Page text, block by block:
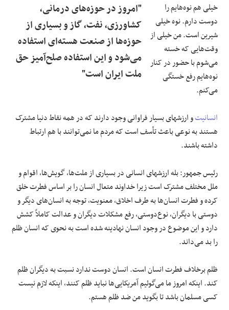
"امروز در حوزه‌های درمانی،
کشاورزی، نفت، گاز و بسیاری از
حوزه‌ها از صنعت هسته‌ای استفاده
می‌شود و این استفاده صلح‌آمیز حق
ملت ایران است"
خیلی هم نوه‌هایم را
دوست دارم. نوه خیلی
شیرین است. من خیلی از
وقت‌هایی که خسته
می‌شوم با حضور در کنار
نوه‌هایم رفع خستگی
می‌کنم.
انسانیتو ارزشهای بسیار فراوانی وجود دارند که در همه نقاط دنیا مشترک
هستند به نوعی باعث تأسف است که مردم ما نمی‌توانند با هم ارتباط
داشته باشند.
رئیس جمهور: بله ارزشهای انسانی در بسیاری از ملت‌ها، گویش‌ها، اقوام و
ملل مختلف مشترک است زیرا خداوند متعال انسان را بر اساس فطرت خلق
کرده و فطرت انسان‌ها به طرف اخلاق، معنویت، توجه به انسان‌های دیگر و
دوستی با دیگران، نوع‌دوستی، رفع مشکلات دیگران و عدالت کاملاً کشش
دارد و این موضوع در وجود انسان نهادینه شده است به نحوی که انسان ظلم
را بد می‌داند.
ظلم برخلاف فطرت انسان است. انسان دوست ندارد نسبت به دیگران ظلم
کند. اینکه امروز ما می‌گوئیم آمریکایی‌ها نباید ظلم کنند، اینکه لازم نیست
کسی مسلمان باشد تا بگوید من ضد ظلم هستم.